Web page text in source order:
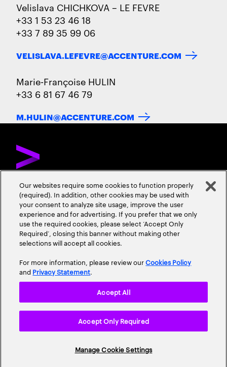
Velislava CHICHKOVA – LE FEVRE
+33 1 53 23 46 18
+33 7 89 35 99 06
VELISLAVA.LEFEVRE@ACCENTURE.COM
Marie-Françoise HULIN
+33 6 81 67 46 79
M.HULIN@ACCENTURE.COM
DÉCOUVREZ ACCENTURENOUS CONTACTERCARRIÈRES
ADRESSES
Conditions d'Utilisation
Plan du Site
Our websites require some cookies to function properly
(required). In addition, other cookies may be used with
your consent to analyze site usage, improve the user
experience and for advertising. If you prefer that we only
use the required cookies, please select ‘Accept Only
Required’, closing this banner without making other
selections will accept all cookies.
For more information, please review ourCookies Policy
and Privacy Statement.
Manage Cookie Settings
Accept Only Required
Accept All